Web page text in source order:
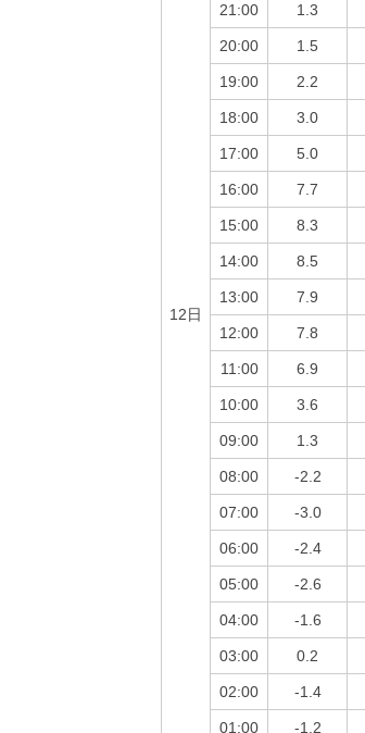
12日
21:00 1.3
20:00 1.5
19:00 2.2
18:00 3.0
17:00 5.0
16:00 7.7
15:00 8.3
14:00 8.5
13:00 7.9
12:00 7.8
11:00 6.9
10:00 3.6
09:00 1.3
08:00 -2.2
07:00 -3.0
06:00 -2.4
05:00 -2.6
04:00 -1.6
03:00 0.2
02:00 -1.4
01:00 -1.2